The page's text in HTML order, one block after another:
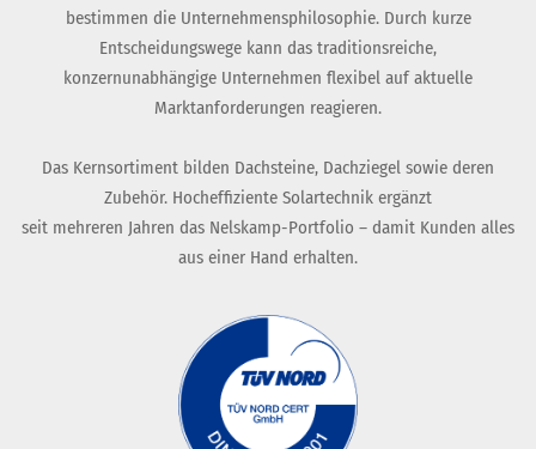
bestimmen die Unternehmensphilosophie. Durch kurze
Entscheidungswege kann das traditionsreiche,
konzernunabhängige Unternehmen flexibel auf aktuelle
Marktanforderungen reagieren.
Das Kernsortiment bilden Dachsteine, Dachziegel sowie deren
Zubehör. Hocheffiziente Solartechnik ergänzt
seit mehreren Jahren das Nelskamp-Portfolio – damit Kunden alles
aus einer Hand erhalten.